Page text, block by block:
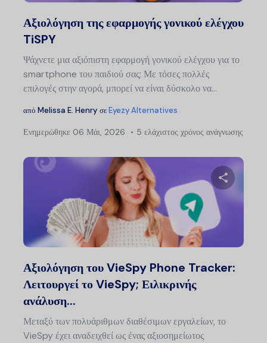
Αξιολόγηση της εφαρμογής γονικού ελέγχου
TiSPY
Ψάχνετε μια αξιόπιστη εφαρμογή γονικού ελέγχου για το
smartphone του παιδιού σας; Με τόσες πολλές
επιλογές στην αγορά, μπορεί να είναι δύσκολο να...
από Melissa E. Henry σεEyezy Alternatives
Ενημερώθηκε 06 Μάι, 2026 5 ελάχιστος χρόνος ανάγνωσης
Αξιολόγηση του VieSpy Phone Tracker:
Λειτουργεί το VieSpy; Ειλικρινής
ανάλυση...
Μεταξύ των πολυάριθμων διαθέσιμων εργαλείων, το
VieSpy έχει αναδειχθεί ως ένας αξιοσημείωτος